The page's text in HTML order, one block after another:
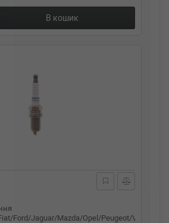
В кошик
Ford/Jaguar/Mazda/Opel/Peugeot/Volvo